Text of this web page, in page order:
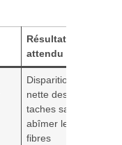
Résultat
attendu
Disparition
nette des
taches sans
abîmer les
fibres